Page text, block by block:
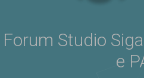
Forum Studio
e